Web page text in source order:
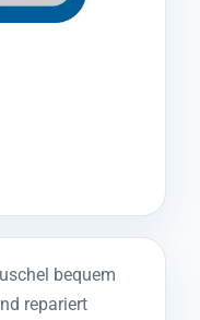
bequem
repariert